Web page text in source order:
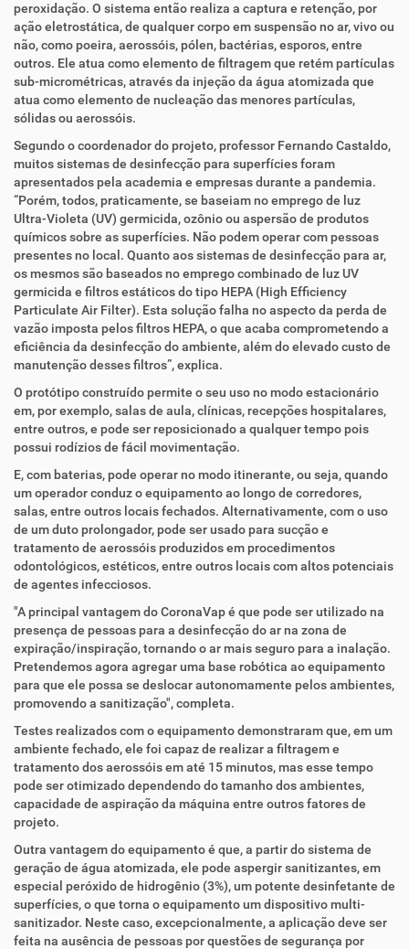
peroxidação. O sistema então realiza a captura e retenção, por
ação eletrostática, de qualquer corpo em suspensão no ar, vivo ou
não, como poeira, aerossóis, pólen, bactérias, esporos, entre
outros. Ele atua como elemento de filtragem que retém partículas
sub-micrométricas, através da injeção da água atomizada que
atua como elemento de nucleação das menores partículas,
sólidas ou aerossóis.
Segundo o coordenador do projeto, professor Fernando Castaldo,
muitos sistemas de desinfecção para superfícies foram
apresentados pela academia e empresas durante a pandemia.
“Porém, todos, praticamente, se baseiam no emprego de luz
Ultra-Violeta (UV) germicida, ozônio ou aspersão de produtos
químicos sobre as superfícies. Não podem operar com pessoas
presentes no local. Quanto aos sistemas de desinfecção para ar,
os mesmos são baseados no emprego combinado de luz UV
germicida e filtros estáticos do tipo HEPA (High Efficiency
Particulate Air Filter). Esta solução falha no aspecto da perda de
vazão imposta pelos filtros HEPA, o que acaba comprometendo a
eficiência da desinfecção do ambiente, além do elevado custo de
manutenção desses filtros”, explica.
O protótipo construído permite o seu uso no modo estacionário
em, por exemplo, salas de aula, clínicas, recepções hospitalares,
entre outros, e pode ser reposicionado a qualquer tempo pois
possui rodízios de fácil movimentação.
E, com baterias, pode operar no modo itinerante, ou seja, quando
um operador conduz o equipamento ao longo de corredores,
salas, entre outros locais fechados. Alternativamente, com o uso
de um duto prolongador, pode ser usado para sucção e
tratamento de aerossóis produzidos em procedimentos
odontológicos, estéticos, entre outros locais com altos potenciais
de agentes infecciosos.
"A principal vantagem do CoronaVap é que pode ser utilizado na
presença de pessoas para a desinfecção do ar na zona de
expiração/inspiração, tornando o ar mais seguro para a inalação.
Pretendemos agora agregar uma base robótica ao equipamento
para que ele possa se deslocar autonomamente pelos ambientes,
promovendo a sanitização", completa.
Testes realizados com o equipamento demonstraram que, em um
ambiente fechado, ele foi capaz de realizar a filtragem e
tratamento dos aerossóis em até 15 minutos, mas esse tempo
pode ser otimizado dependendo do tamanho dos ambientes,
capacidade de aspiração da máquina entre outros fatores de
projeto.
Outra vantagem do equipamento é que, a partir do sistema de
geração de água atomizada, ele pode aspergir sanitizantes, em
especial peróxido de hidrogênio (3%), um potente desinfetante de
superfícies, o que torna o equipamento um dispositivo multi-
sanitizador. Neste caso, excepcionalmente, a aplicação deve ser
feita na ausência de pessoas por questões de segurança por